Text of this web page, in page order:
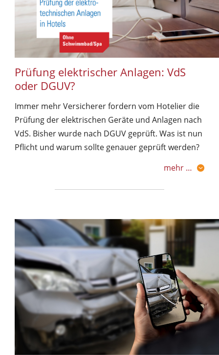
Prüfung elektrischer Anlagen: VdS
oder DGUV?
Immer mehr Versicherer fordern vom Hotelier die
Prüfung der elektrischen Geräte und Anlagen nach
VdS. Bisher wurde nach DGUV geprüft. Was ist nun
Pflicht und warum sollte genauer geprüft werden?
mehr …